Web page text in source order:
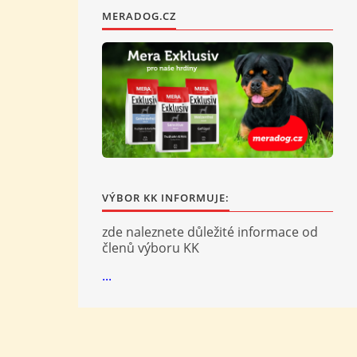
MERADOG.CZ
VÝBOR KK INFORMUJE:
zde naleznete důležité informace od
členů výboru KK
...